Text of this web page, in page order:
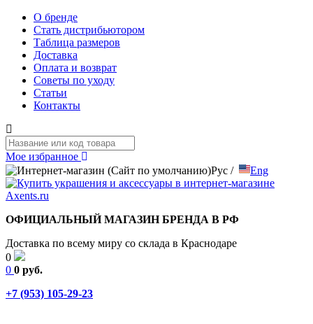
О бренде
Стать дистрибьютором
Таблица размеров
Доставка
Оплата и возврат
Советы по уходу
Статьи
Контакты
Мое избранное
Рус / Eng
ОФИЦИАЛЬНЫЙ МАГАЗИН БРЕНДА В РФ
Доставка по всему миру со склада в Краснодаре
0
0 0 руб.
+7 (953) 105-29-23